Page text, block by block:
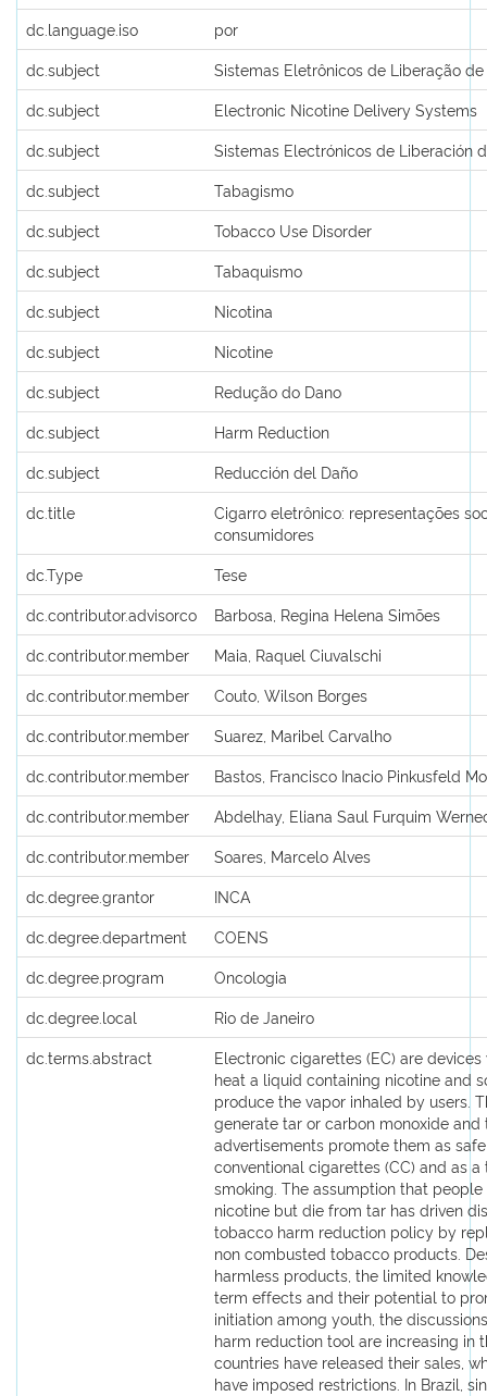
dc.language.iso
por
dc.subject
Sistemas Eletrônicos de Liberação
dc.subject
Electronic Nicotine Delivery Systems
dc.subject
Sistemas Electrónicos de Liberación
dc.subject
Tabagismo
dc.subject
Tobacco Use Disorder
dc.subject
Tabaquismo
dc.subject
Nicotina
dc.subject
Nicotine
dc.subject
Redução do Dano
dc.subject
Harm Reduction
dc.subject
Reducción del Daño
dc.title
Cigarro eletrônico: representações
consumidores
dc.Type
Tese
dc.contributor.advisorco
Barbosa, Regina Helena Simões
dc.contributor.member
Maia, Raquel Ciuvalschi
dc.contributor.member
Couto, Wilson Borges
dc.contributor.member
Suarez, Maribel Carvalho
dc.contributor.member
Bastos, Francisco Inacio Pinkusfeld
dc.contributor.member
Abdelhay, Eliana Saul Furquim
dc.contributor.member
Soares, Marcelo Alves
dc.degree.grantor
INCA
dc.degree.department
COENS
dc.degree.program
Oncologia
dc.degree.local
Rio de Janeiro
dc.terms.abstract
Electronic cigarettes (EC) are
heat a liquid containing nicotine and
produce the vapor inhaled by users.
generate tar or carbon monoxide and
advertisements promote them as
conventional cigarettes (CC) and as
smoking. The assumption that
nicotine but die from tar has driven
tobacco harm reduction policy by
non combusted tobacco products.
harmless products, the limited
term effects and their potential to
initiation among youth, the
harm reduction tool are increasing in
countries have released their sales,
have imposed restrictions. In Brazil,